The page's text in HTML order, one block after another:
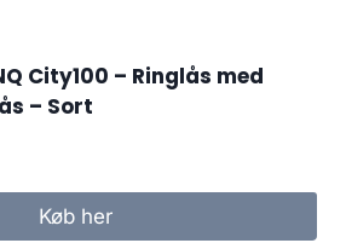
City100 – Ringlås med
– Sort
Køb her